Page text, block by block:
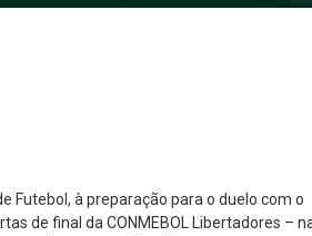
Futebol, à preparação para o duelo com o
de final da CONMEBOL Libertadores –